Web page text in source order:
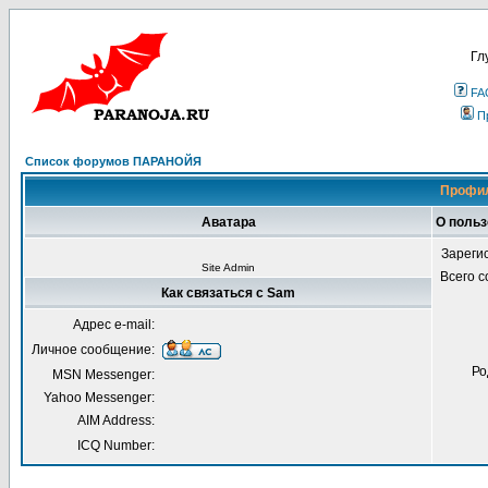
Список форумов ПАРАНОЙЯ
Аватара О
Site Admin
Всего
Как связаться с Sam
Адрес e-mail:
Личное сообщение:
MSN Messenger:
Yahoo Messenger:
AIM Address:
ICQ Number: